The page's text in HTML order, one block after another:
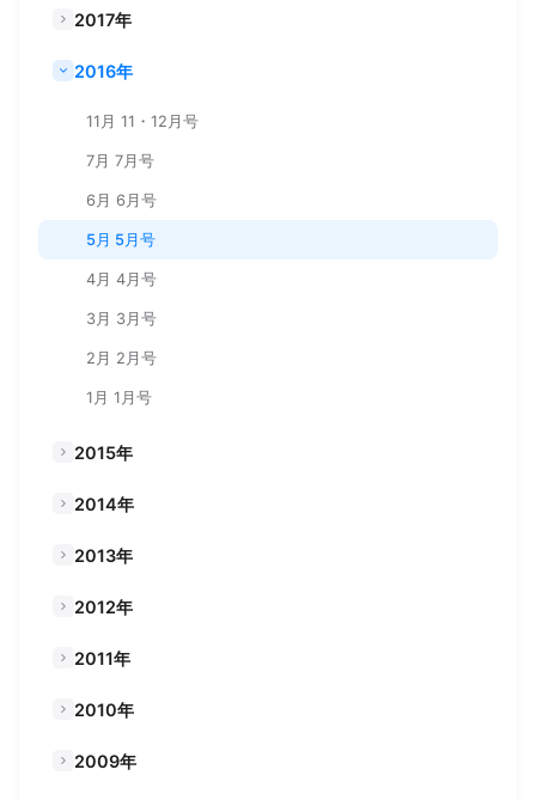
2017年
2016年
11月 11・12月号
7月 7月号
6月 6月号
5月 5月号
4月 4月号
3月 3月号
2月 2月号
1月 1月号
2015年
2014年
2013年
2012年
2011年
2010年
2009年